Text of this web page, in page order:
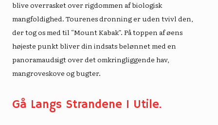
blive overrasket over rigdommen af ​​biologisk
mangfoldighed. Tourenes dronning er uden tvivl den,
der tog os med til “Mount Kabak”. På toppen af ​​øens
højeste punkt bliver din indsats belønnet med en
panoramaudsigt over det omkringliggende hav,
mangroveskove og bugter.
Gå Langs Strandene I Utile.